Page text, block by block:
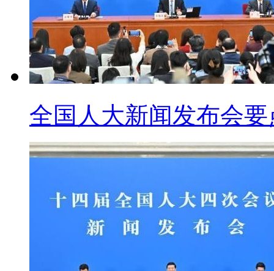
全国人大新闻发布会